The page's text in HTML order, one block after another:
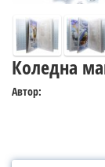
Коледна
Автор: